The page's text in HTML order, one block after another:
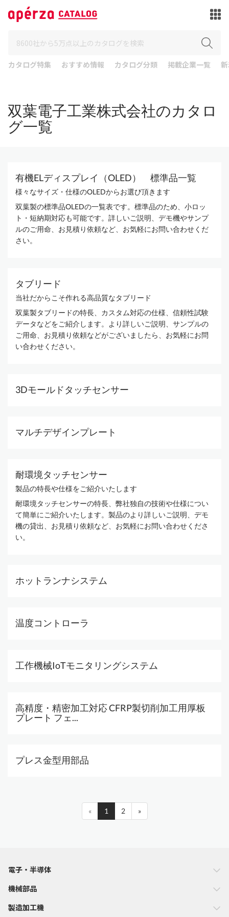
カタログ特集 おすすめ情報 カタログ分類 掲載企業一覧
双葉電子工業株式会社のカタロ
グ一覧
有機ELディスプレイ（OLED） 標準品一覧
様々なサイズ・仕様のOLEDからお選び頂きます
双葉製の標準品OLEDの一覧表です。標準品のため、小ロッ
ト・短納期対応も可能です。詳しいご説明、デモ機やサンプ
ルのご用命、お見積り依頼など、お気軽にお問い合わせくだ
さい。
タブリード
当社だからこそ作れる高品質なタブリード
双葉製タブリードの特長、カスタム対応の仕様、信頼性試験
データなどをご紹介します。より詳しいご説明、サンプルの
ご用命、お見積り依頼などがございましたら、お気軽にお問
い合わせください。
3Dモールドタッチセンサー
マルチデザインプレート
耐環境タッチセンサー
製品の特長や仕様をご紹介いたします
耐環境タッチセンサーの特長、弊社独自の技術や仕様につい
て簡単にご紹介いたします。製品のより詳しいご説明、デモ
機の貸出、お見積り依頼など、お気軽にお問い合わせくださ
い。
ホットランナシステム
温度コントローラ
工作機械IoTモニタリングシステム
高精度・精密加工対応 CFRP製切削加工用厚板
プレート フェ...
プレス金型用部品
« 1 2 »
電子・半導体
機械部品
製造加工機